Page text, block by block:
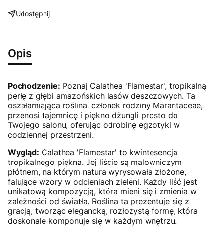
Udostępnij
Opis
Pochodzenie: Poznaj Calathea 'Flamestar', tropikalną
perłę z głębi amazońskich lasów deszczowych. Ta
oszałamiająca roślina, członek rodziny Marantaceae,
przenosi tajemnicę i piękno dżungli prosto do
Twojego salonu, oferując odrobinę egzotyki w
codziennej przestrzeni.
Wygląd: Calathea 'Flamestar' to kwintesencja
tropikalnego piękna. Jej liście są malowniczym
płótnem, na którym natura wyrysowała złożone,
falujące wzory w odcieniach zieleni. Każdy liść jest
unikatową kompozycją, która mieni się i zmienia w
zależności od światła. Roślina ta prezentuje się z
gracją, tworząc elegancką, rozłożystą formę, która
doskonale komponuje się w każdym wnętrzu.